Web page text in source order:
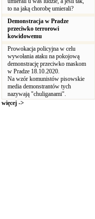
to na jaką chorobę umierali?
Demonstracja w Pradze
przeciwko terrorowi
kowidowemu
Prowokacja policyjna w celu
wywołania ataku na pokojową
demonstrację przeciwko maskom
w Pradze 18.10.2020.
Na wzór komunistów pisowskie
media demonstrantów tych
nazywają "chuliganami".
więcej ->